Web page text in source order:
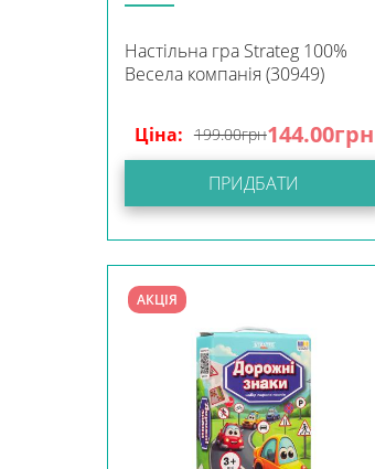
Настільна гра Strateg 100%
Весела компанія (30949)
Ціна: 199.00грн144.00грн
ПРИДБАТИ
АКЦІЯ